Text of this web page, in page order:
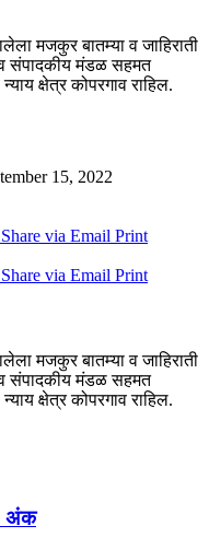
मजकुर बातम्या व जाहिराती
संपादकीय मंडळ सहमत
क्षेत्र कोपरगाव राहिल.
15, 2022
Share via Email Print
Share via Email Print
मजकुर बातम्या व जाहिराती
संपादकीय मंडळ सहमत
क्षेत्र कोपरगाव राहिल.
अंक